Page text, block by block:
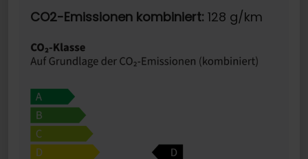
CO2-Emissionen kombiniert: 128 g/km